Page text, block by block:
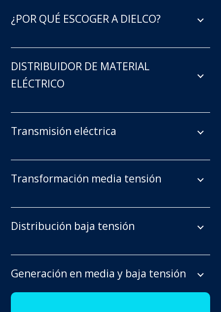
¿POR QUÉ ESCOGER A DIELCO?
DISTRIBUIDOR DE MATERIAL
ELÉCTRICO
Transmisión eléctrica
Transformación media tensión
Distribución baja tensión
Generación en media y baja tensión